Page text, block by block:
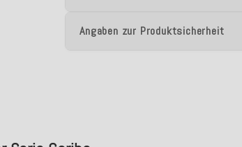
Angaben zur Produktsicherheit